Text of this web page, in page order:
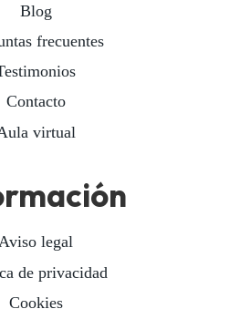
Blog
frecuentes
Contacto
virtual
legal
de privacidad
Cookies